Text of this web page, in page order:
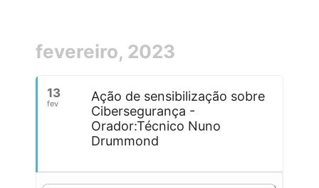
fevereiro, 2023
13
fev
Ação de sensibilização sobre
Cibersegurança -
Orador:Técnico Nuno
Drummond